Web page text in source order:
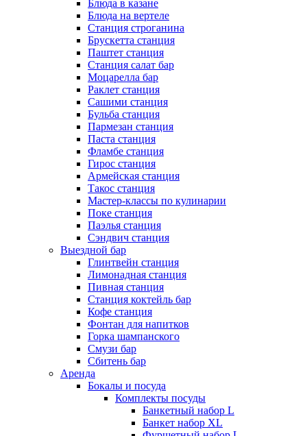
Блюда в казане
Блюда на вертеле
Станция строганина
Брускетта станция
Паштет станция
Станция салат бар
Моцарелла бар
Раклет станция
Сашими станция
Бульба станция
Пармезан станция
Паста станция
Фламбе станция
Гирос станция
Армейская станция
Такос станция
Мастер-классы по кулинарии
Поке станция
Паэлья станция
Сэндвич станция
Выездной бар
Глинтвейн станция
Лимонадная станция
Пивная станция
Станция коктейль бар
Кофе станция
Фонтан для напитков
Горка шампанского
Смузи бар
Сбитень бар
Аренда
Бокалы и посуда
Комплекты посуды
Банкетный набор L
Банкет набор XL